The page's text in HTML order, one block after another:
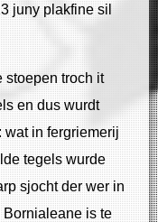
juny plakfine sil
stoepen troch it
en dus wurdt
wat in fergriemerij
tegels wurde
sjocht der wer in
is te